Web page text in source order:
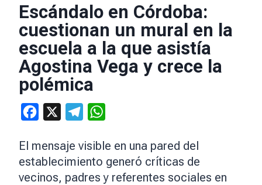
Escándalo en Córdoba:
cuestionan un mural en la
escuela a la que asistía
Agostina Vega y crece la
polémica
Facebook Telegram
El mensaje visible en una pared del
establecimiento generó críticas de
vecinos, padres y referentes sociales en